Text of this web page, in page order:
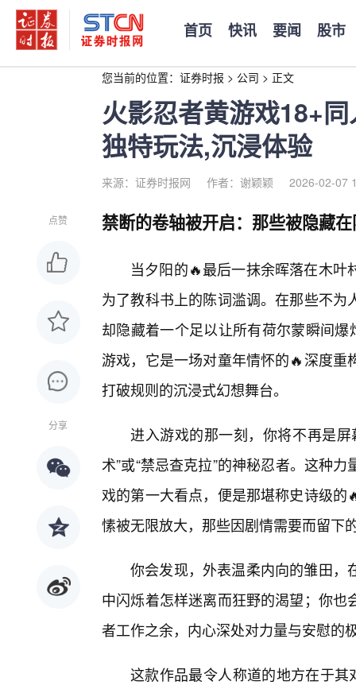
首页 快讯 要闻 股市
您当前的位置： 证券时报 > 公司 > 正文
火影忍者黄游戏18+
独特玩法,沉浸体验
来源：证券时报网 作者：谢颖颖 2026-02-07
点赞
分享
禁断的卷轴被开启：那些被隐藏
当夕阳的🔥最后一抹余晖落在木
为了教科书上的陈词滥调。在那些不
却隐藏着一个足以让所有荷尔蒙瞬间
游戏，它是一场对童年情怀的🔥深度
打破规则的沉浸式幻想舞台。
进入游戏的那一刻，你将不再是
术”或“禁忌查克拉”的神秘忍者。这种
戏的第一大看点，便是那堪称史诗级
愫被无限放大，那些因剧情需要而留下
你会发现，外表温柔内向的雏田，
中闪烁着怎样迷离而狂野的渴望；你
者工作之余，内心深处对力量与安慰的
这款作品最令人称道的地方在于其